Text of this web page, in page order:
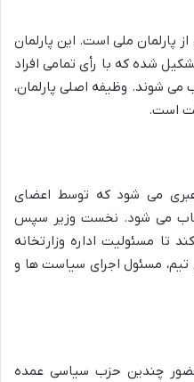
پارلمان ملی است. این پارلمان
نماینده (۳۸ نفر) تشکیل شده که با رأی تمامی افراد
می شوند. وظیفه اصلی پارلمان،
است.
می شود که توسط اعضای
می شود. نخست وزیر سپس
تا مسئولیت اداره وزارتخانه
تیم، مسئول اجرای سیاست ها و
چندین حزب سیاسی عمده